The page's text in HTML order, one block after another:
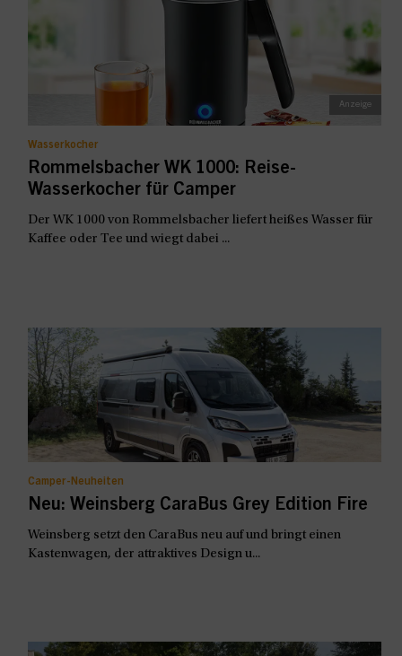
Wasserkocher
Rommelsbacher WK 1000: Reise-
Wasserkocher für Camper
Der WK 1000 von Rommelsbacher liefert heißes Wasser für
Kaffee oder Tee und wiegt dabei ...
Camper-Neuheiten
Neu: Weinsberg CaraBus Grey Edition Fire
Weinsberg setzt den CaraBus neu auf und bringt einen
Kastenwagen, der attraktives Design u...